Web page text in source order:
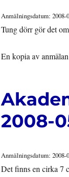
Anmälningsdatum:
Tung dörr gör det
En kopia av
2008-
Anmälningsdatum:
Det finns en cirka 7